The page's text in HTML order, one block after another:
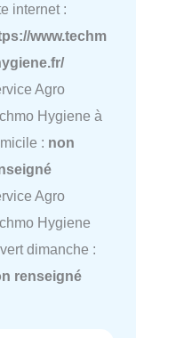
internet :
www.techm
Agro
Hygiene à
: non
Agro
Hygiene
dimanche :
renseigné